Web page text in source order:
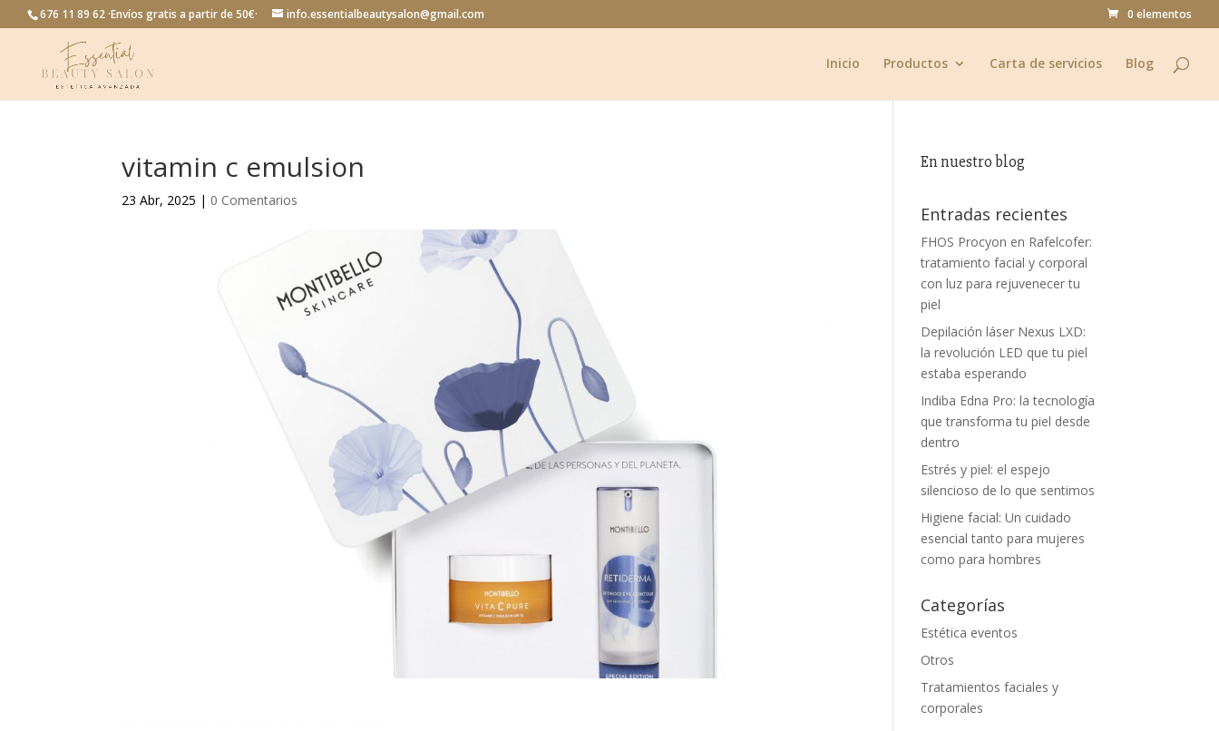
676 11 89 62 ·Envíos gratis a partir de 50€· info.essentialbeautysalon@gmail.com 0 elementos
Inicio Productos Carta de servicios Blog
vitamin c emulsion
23 Abr, 2025 | 0 Comentarios
En nuestro blog
Entradas recientes
FHOS Procyon en Rafelcofer:
tratamiento facial y corporal
con luz para rejuvenecer tu
piel
Depilación láser Nexus LXD:
la revolución LED que tu piel
estaba esperando
Indiba Edna Pro: la tecnología
que transforma tu piel desde
dentro
Estrés y piel: el espejo
silencioso de lo que sentimos
Higiene facial: Un cuidado
esencial tanto para mujeres
como para hombres
Categorías
Estética eventos
Otros
Tratamientos faciales y
corporales